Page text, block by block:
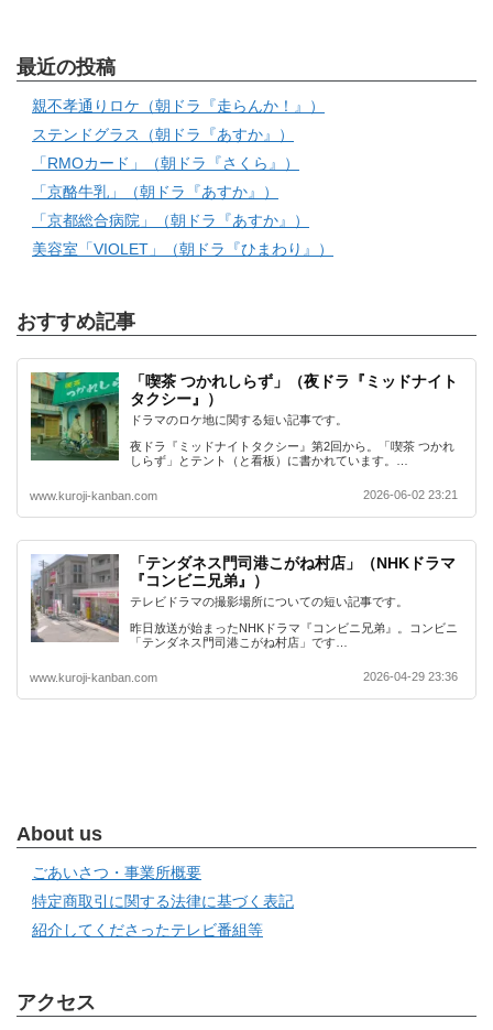
最近の投稿
親不孝通りロケ（朝ドラ『走らんか！』）
ステンドグラス（朝ドラ『あすか』）
「RMOカード」（朝ドラ『さくら』）
「京酪牛乳」（朝ドラ『あすか』）
「京都総合病院」（朝ドラ『あすか』）
美容室「VIOLET」（朝ドラ『ひまわり』）
おすすめ記事
「喫茶 つかれしらず」（夜ドラ『ミッドナイト
タクシー』）
ドラマのロケ地に関する短い記事です。
夜ドラ『ミッドナイトタクシー』第2回から。「喫茶 つかれ
しらず」とテント（と看板）に書かれています。…
www.kuroji-kanban.com 2026-06-02 23:21
「テンダネス門司港こがね村店」（NHKドラマ
『コンビニ兄弟』）
テレビドラマの撮影場所についての短い記事です。
昨日放送が始まったNHKドラマ『コンビニ兄弟』。コンビニ
「テンダネス門司港こがね村店」です…
www.kuroji-kanban.com 2026-04-29 23:36
About us
ごあいさつ・事業所概要
特定商取引に関する法律に基づく表記
紹介してくださったテレビ番組等
アクセス